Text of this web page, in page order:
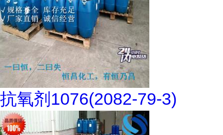
抗氧剂1076(2082-79-3)